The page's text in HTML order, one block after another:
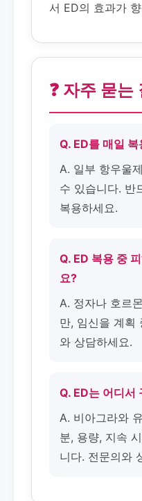
서 ED의 효과가
❓ 자주 묻는
Q. ED를 매일
A. 일부 항우울
수 있습니다. 반
복용하세요.
Q. ED 복용 중
요?
A. 정자나 호르
만, 임신을 계획
와 상담하세요.
Q. ED는 어디서
A. 비아그라와
분, 용량, 지속
니다. 전문의와